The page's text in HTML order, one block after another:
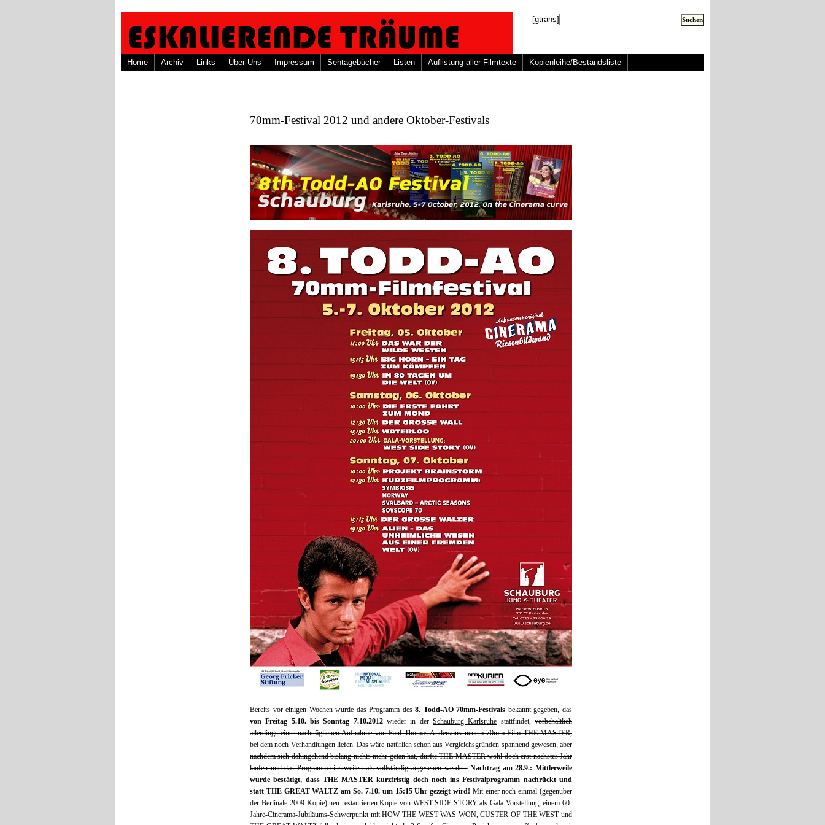
[gtrans]
Home Archiv Links Über Uns Impressum Sehtagebücher Listen Auflistung aller Filmtexte Kopienleihe/Bestandsliste
70mm-Festival 2012 und andere Oktober-Festivals
Bereits vor einigen Wochen wurde das Programm des8. Todd-AO 70mm-Festivals bekannt gegeben, das
von Freitag 5.10. bis Sonntag 7.10.2012wieder in derSchauburg Karlsruhe stattfindet,vorbehaltlich
allerdings einer nachträglichen Aufnahme von Paul Thomas Andersons neuem 70mm-Film THE MASTER,
bei dem noch Verhandlungen liefen. Das wäre natürlich schon aus Vergleichsgründen spannend gewesen, aber
nachdem sich dahingehend bislang nichts mehr getan hat, dürfte THE MASTER wohl doch erst nächstes Jahr
laufen und das Programm einstweilen als vollständig angesehen werden. Nachtrag am 28.9.: Mittlerweile
wurde bestätigt, dass THE MASTER kurzfristig doch noch ins Festivalprogramm nachrückt und
statt THE GREAT WALTZ am So. 7.10. um 15:15 Uhr gezeigt wird! Mit einer noch einmal (gegenüber
der Berlinale-2009-Kopie) neu restaurierten Kopie von WEST SIDE STORY als Gala-Vorstellung, einem 60-
Jahre-Cinerama-Jubiläums-Schwerpunkt mit HOW THE WEST WAS WON, CUSTER OF THE WEST und